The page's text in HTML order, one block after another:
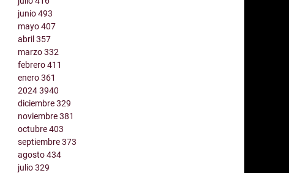
junio493
mayo407
abril357
marzo332
febrero411
enero361
20243940
diciembre329
noviembre381
octubre403
septiembre373
agosto434
julio329